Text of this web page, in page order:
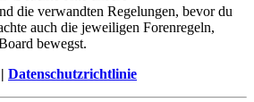
die verwandten Regelungen, bevor du
auch die jeweiligen Forenregeln,
bewegst.
| Datenschutzrichtlinie